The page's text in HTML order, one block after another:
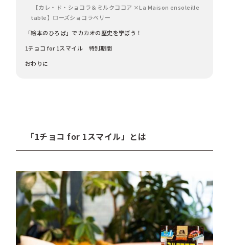
【カレ・ド・ショコラ＆ミルクココア ×La Maison ensoleille
table】ローズショコラベリー
「絵本のひろば」でカカオの歴史を学ぼう！
1チョコ for 1スマイル 特別期間
おわりに
「1チョコ for 1スマイル」とは